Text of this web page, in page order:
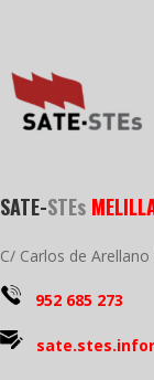
SATE-STEs
C/ Carlos de Arellano
952 685 273